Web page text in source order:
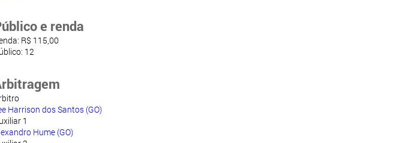
e renda
R$ 115,00
12
Harrison dos Santos (GO)
1
Hume (GO)